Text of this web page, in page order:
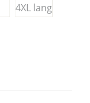
4XL lang